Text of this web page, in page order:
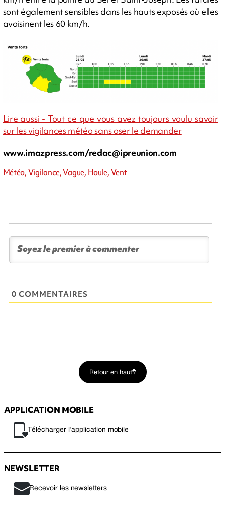
sont également sensibles dans les hauts exposés où elles
avoisinent les 60 km/h.
Lire aussi - Tout ce que vous avez toujours voulu savoir
sur les vigilances météo sans oser le demander
www.imazpress.com/redac@ipreunion.com
Météo, Vigilance, Vague, Houle, Vent
0 COMMENTAIRES
Retour en haut
APPLICATION MOBILE
Télécharger l’application mobile
NEWSLETTER
Recevoir les newsletters